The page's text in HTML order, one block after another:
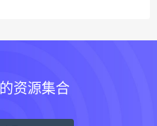
资源集合